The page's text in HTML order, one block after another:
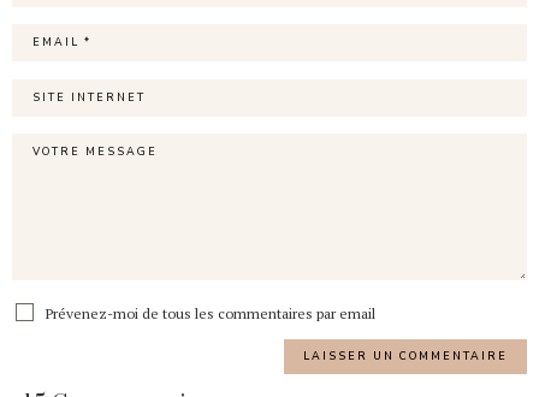
Prévenez-moi de tous les commentaires par email